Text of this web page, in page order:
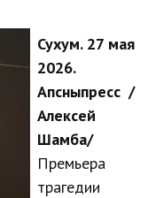
Сухум. 27 мая
2026.
Апсныпресс /
Алексей
Шамба/
Премьера
трагедии